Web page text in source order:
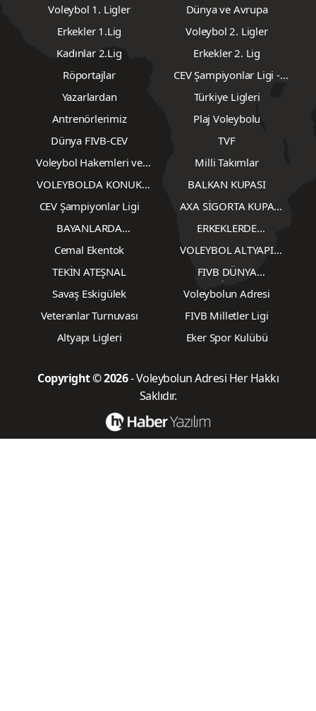
Voleybol 1. Ligler
Dünya ve Avrupa
Erkekler 1.Lig
Voleybol 2. Ligler
Kadınlar 2.Lig
Erkekler 2. Lig
Röportajlar
CEV Şampiyonlar Ligi -
Erkekler
Yazarlardan
Türkiye Ligleri
Antrenörlerimiz
Plaj Voleybolu
Dünya FIVB-CEV
TVF
Voleybol Hakemleri ve
Milli Takımlar
VOLEYBOLDA KONUK
YAZARLAR
BALKAN KUPASI
CEV Şampiyonlar Ligi
AXA SİGORTA KUPA
BAYANLARDA
TRANSFERLER
ERKEKLERDE
Cemal Ekentok
VOLEYBOL ALTYAPI
KARŞILAŞMALARI
TEKİN ATEŞNAL
FIVB DÜNYA
ŞAMPİYONASI
Savaş Eskigülek
Voleybolun Adresi
Veteranlar Turnuvası
FIVB Milletler Ligi
Altyapı Ligleri
Eker Spor Kulübü
Copyright © 2026- Voleybolun Adresi Her Hakkı
Saklıdır.